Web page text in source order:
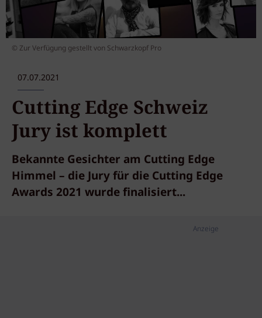
© Zur Verfügung gestellt von Schwarzkopf Pro
07.07.2021
Cutting Edge Schweiz
Jury ist komplett
Bekannte Gesichter am Cutting Edge
Himmel – die Jury für die Cutting Edge
Awards 2021 wurde finalisiert...
Anzeige